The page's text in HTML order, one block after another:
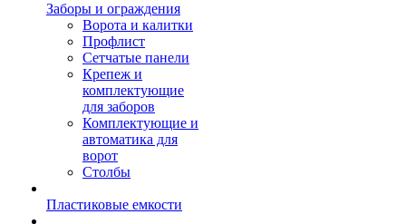
Заборы и ограждения
Ворота и калитки
Профлист
Сетчатые панели
Крепеж и
комплектующие
для заборов
Комплектующие и
автоматика для
ворот
Столбы
Пластиковые емкости